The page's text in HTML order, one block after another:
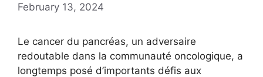
February 13, 2024
Le cancer du pancréas, un adversaire
redoutable dans la communauté oncologique, a
longtemps posé d’importants défis aux